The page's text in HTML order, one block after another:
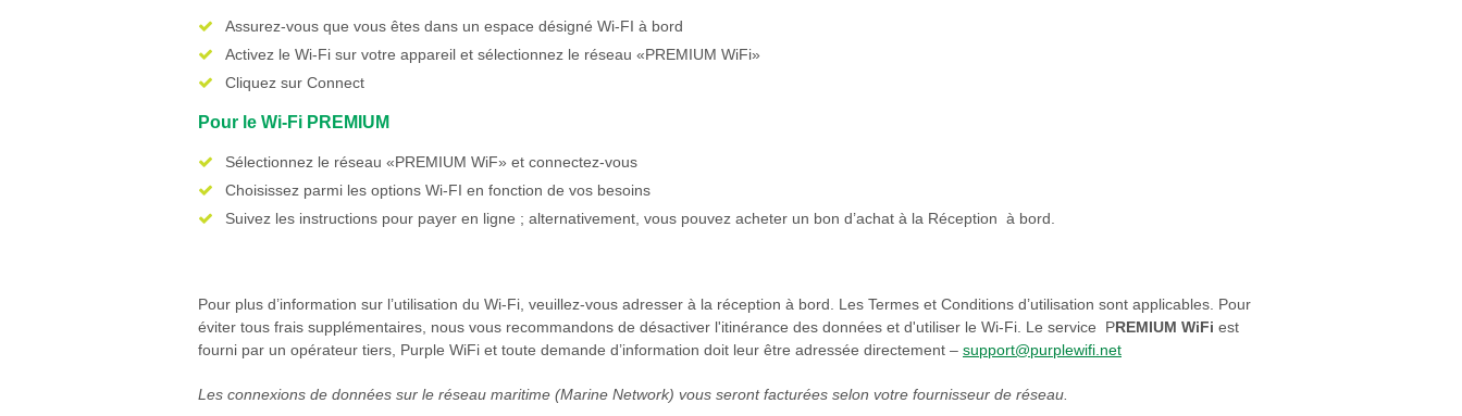
Assurez-vous que vous êtes dans un espace désigné Wi-FI à bord
Activez le Wi-Fi sur votre appareil et sélectionnez le réseau «PREMIUM WiFi»
Cliquez sur Connect
Pour le Wi-Fi PREMIUM
Sélectionnez le réseau «PREMIUM WiF» et connectez-vous
Choisissez parmi les options Wi-FI en fonction de vos besoins
Suivez les instructions pour payer en ligne ; alternativement, vous pouvez acheter un bon d’achat à la Réception à bord.
Pour plus d’information sur l’utilisation du Wi-Fi, veuillez-vous adresser à la réception à bord. Les Termes et Conditions d’utilisation sont applicables. Pour
éviter tous frais supplémentaires, nous vous recommandons de désactiver l'itinérance des données et d'utiliser le Wi-Fi. Le service PREMIUM WiFi est
fourni par un opérateur tiers, Purple WiFi et toute demande d’information doit leur être adressée directement – support@purplewifi.net
Les connexions de données sur le réseau maritime (Marine Network) vous seront facturées selon votre fournisseur de réseau.